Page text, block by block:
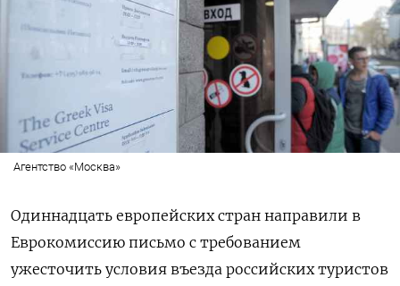
Агентство «Москва»
Одиннадцать европейских стран направили в
Еврокомиссию письмо с требованием
ужесточить условия въезда российских туристов